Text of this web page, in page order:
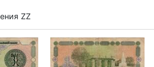
ZZ